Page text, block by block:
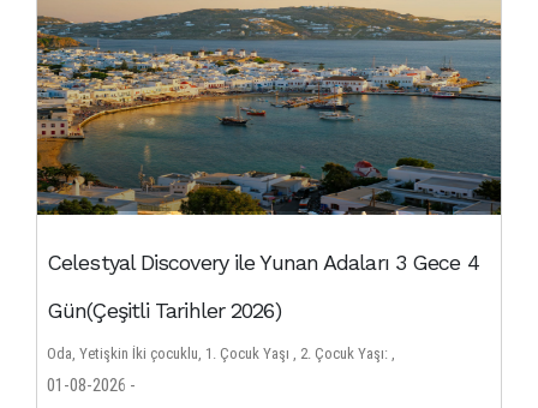
Celestyal Discovery ile Yunan Adaları 3 Gece 4
Gün(Çeşitli Tarihler 2026)
Oda, Yetişkin İki çocuklu, 1. Çocuk Yaşı , 2. Çocuk Yaşı: ,
01-08-2026 -